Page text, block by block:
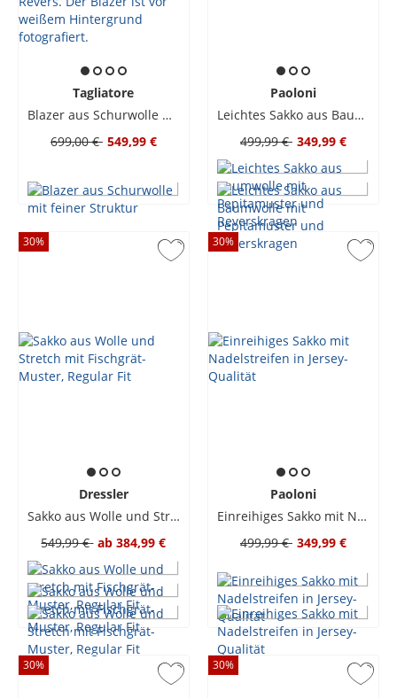
Tagliatore
Blazer aus Schurwolle mit feiner Struktur
699,00 € 549,99 €
Paoloni
Leichtes Sakko aus Baumwolle mit Pepitamuster und Reverskragen
499,99 € 349,99 €
30%
Dressler
Sakko aus Wolle und Stretch mit Fischgrät-Muster, Regular Fit
549,99 € ab 384,99 €
30%
Paoloni
Einreihiges Sakko mit Nadelstreifen in Jersey-Qualität
499,99 € 349,99 €
30% 30%